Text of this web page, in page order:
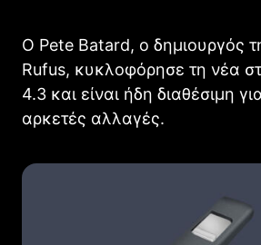
Ο Pete Batard, ο δημιουργός
Rufus, κυκλοφόρησε τη νέα
4.3 και είναι ήδη διαθέσιμη
αρκετές αλλαγές.